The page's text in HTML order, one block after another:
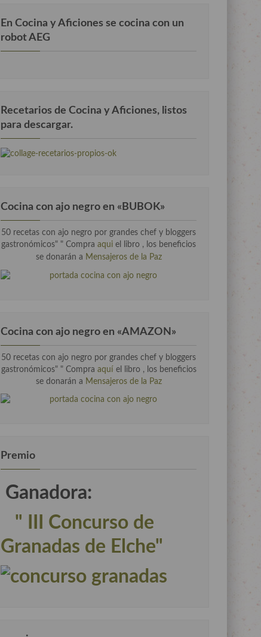
En Cocina y Aficiones se cocina con un
robot AEG
Recetarios de Cocina y Aficiones, listos
para descargar.
Cocina con ajo negro en «BUBOK»
50 recetas con ajo negro por grandes chef y bloggers
gastronómicos" " Compra aqui el libro , los beneficios
se donarán a Mensajeros de la Paz
Cocina con ajo negro en «AMAZON»
50 recetas con ajo negro por grandes chef y bloggers
gastronómicos" " Compra aquíel libro , los beneficios
se donarán a Mensajeros de la Paz
Premio
Ganadora:
" III Concurso de
Granadas de Elche"